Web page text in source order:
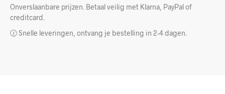
Onverslaanbare prijzen. Betaal veilig met Klarna, PayPal of
creditcard.
🕜 Snelle leveringen, ontvang je bestelling in 2-4 dagen.